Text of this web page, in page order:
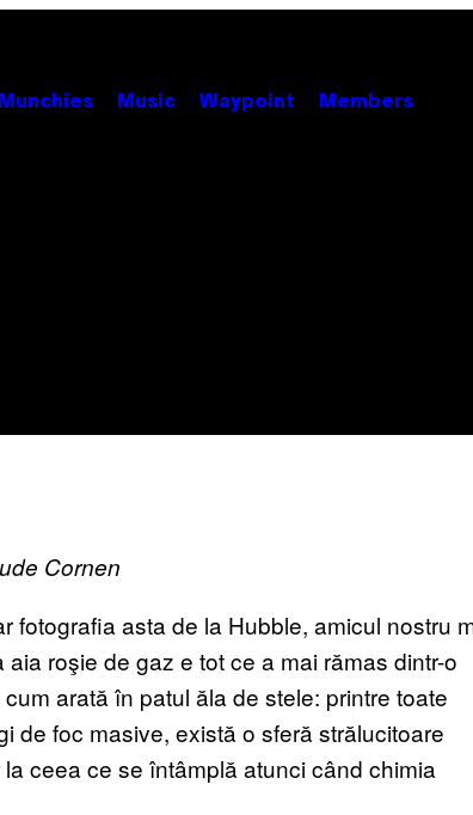
Munchies Music Waypoint Members
Cornen
fotografia asta de la Hubble, amicul nostru
roşie de gaz e tot ce a mai rămas dintr-o
arată în patul ăla de stele: printre toate
de foc masive, există o sferă strălucitoare
ceea ce se întâmplă atunci când chimia